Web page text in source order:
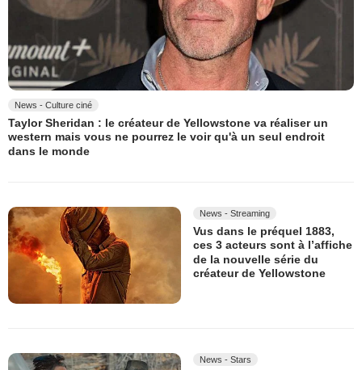
News - Culture ciné
Taylor Sheridan : le créateur de Yellowstone va réaliser un
western mais vous ne pourrez le voir qu'à un seul endroit
dans le monde
News - Streaming
Vus dans le préquel 1883,
ces 3 acteurs sont à l’affiche
de la nouvelle série du
créateur de Yellowstone
News - Stars